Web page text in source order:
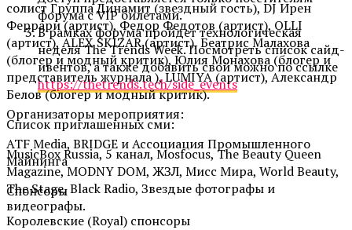
форума с VIP билетами.
В рамках форума пройдет технологическая
неделя The Trends Week. Посмотреть список сайд-
ивентов, а также добавить свой можно по ссылке
https://thetrends.tech/side_events
Организаторы мероприятия:
ATF Media, BRIDGE и Ассоциация Промышленного
Майнинга
Спонсоры
Королевские (Royal) спонсоры
солист Группа Динамит (звездный гость), DJ Ирен
Феррари (артист), Федор Федотов (артист), OLLI
(артист), ALEX SKIZAR (артист), Беатрис Малахова
(блогер и модный критик), Юлия Монахова (блогер и
представитель журнала ), LUMIYA (артист), Александр
Белов (блогер и модный критик).
Список приглашенных сми:
MusicBox Russia, 5 канал, Mosfocus, The Beauty Queen
Magazine, MODNY DOM, ЖЗЛ, Мисс Мира, World Beauty,
The Stage, Black Radio, Звездые фотографы и
видеографы.